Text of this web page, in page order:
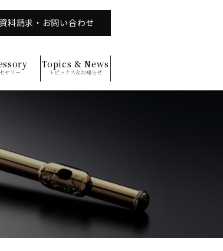
資料請求・お問い合わせ
サリー
Topics & News
トピックス＆お知らせ